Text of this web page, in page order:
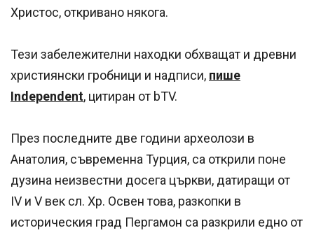
Христос, откривано някога.
Тези забележителни находки обхващат и древни
християнски гробници и надписи, пише
Independent, цитиран от bTV.
През последните две години археолози в
Анатолия, съвременна Турция, са открили поне
дузина неизвестни досега църкви, датиращи от
IV и V век сл. Хр. Освен това, разкопки в
историческия град Пергамон са разкрили едно от